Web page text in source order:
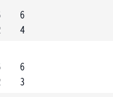
6
4
6
3